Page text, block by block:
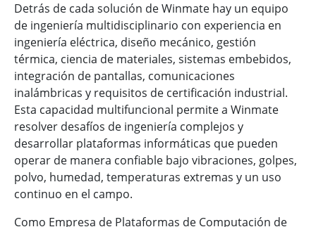
Detrás de cada solución de Winmate hay un equipo
de ingeniería multidisciplinario con experiencia en
ingeniería eléctrica, diseño mecánico, gestión
térmica, ciencia de materiales, sistemas embebidos,
integración de pantallas, comunicaciones
inalámbricas y requisitos de certificación industrial.
Esta capacidad multifuncional permite a Winmate
resolver desafíos de ingeniería complejos y
desarrollar plataformas informáticas que pueden
operar de manera confiable bajo vibraciones, golpes,
polvo, humedad, temperaturas extremas y un uso
continuo en el campo.
Como Empresa de Plataformas de Computación de